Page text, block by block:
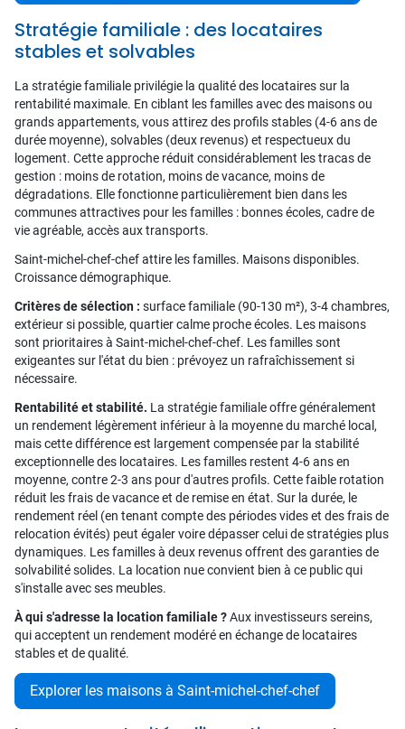
Stratégie familiale : des locataires
stables et solvables
La stratégie familiale privilégie la qualité des locataires sur la
rentabilité maximale. En ciblant les familles avec des maisons ou
grands appartements, vous attirez des profils stables (4-6 ans de
durée moyenne), solvables (deux revenus) et respectueux du
logement. Cette approche réduit considérablement les tracas de
gestion : moins de rotation, moins de vacance, moins de
dégradations. Elle fonctionne particulièrement bien dans les
communes attractives pour les familles : bonnes écoles, cadre de
vie agréable, accès aux transports.
Saint-michel-chef-chef attire les familles. Maisons disponibles.
Croissance démographique.
Critères de sélection : surface familiale (90-130 m²), 3-4 chambres,
extérieur si possible, quartier calme proche écoles. Les maisons
sont prioritaires à Saint-michel-chef-chef. Les familles sont
exigeantes sur l'état du bien : prévoyez un rafraîchissement si
nécessaire.
Rentabilité et stabilité. La stratégie familiale offre généralement
un rendement légèrement inférieur à la moyenne du marché local,
mais cette différence est largement compensée par la stabilité
exceptionnelle des locataires. Les familles restent 4-6 ans en
moyenne, contre 2-3 ans pour d'autres profils. Cette faible rotation
réduit les frais de vacance et de remise en état. Sur la durée, le
rendement réel (en tenant compte des périodes vides et des frais de
relocation évités) peut égaler voire dépasser celui de stratégies plus
dynamiques. Les familles à deux revenus offrent des garanties de
solvabilité solides. La location nue convient bien à ce public qui
s'installe avec ses meubles.
À qui s'adresse la location familiale ?Aux investisseurs sereins,
qui acceptent un rendement modéré en échange de locataires
stables et de qualité.
Explorer les maisons à Saint-michel-chef-chef